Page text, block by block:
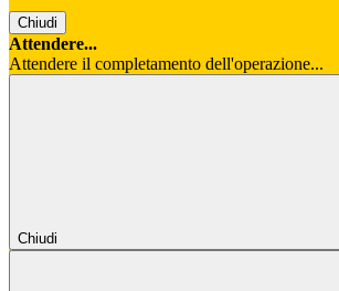
Chiudi
Attendere...
Attendere il completamento dell'operazione...
Chiudi